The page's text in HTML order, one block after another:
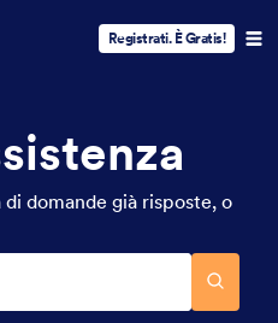
Registrati. È Gratis!
domande già risposte, o